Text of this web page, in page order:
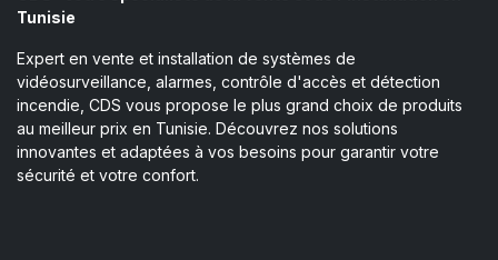
Tunisie
Expert en vente et installation de systèmes de
vidéosurveillance, alarmes, contrôle d'accès et détection
incendie, CDS vous propose le plus grand choix de produits
au meilleur prix en Tunisie. Découvrez nos solutions
innovantes et adaptées à vos besoins pour garantir votre
sécurité et votre confort.